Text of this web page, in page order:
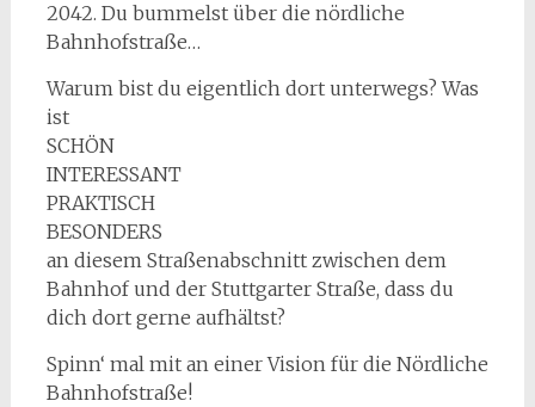
2042. Du bummelst über die nördliche
Bahnhofstraße…
Warum bist du eigentlich dort unterwegs? Was
ist
SCHÖN
INTERESSANT
PRAKTISCH
BESONDERS
an diesem Straßenabschnitt zwischen dem
Bahnhof und der Stuttgarter Straße, dass du
dich dort gerne aufhältst?
Spinn‘ mal mit an einer Vision für die Nördliche
Bahnhofstraße!